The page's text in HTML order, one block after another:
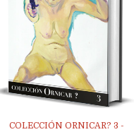
COLECCIÓN ORNICAR? 3 -